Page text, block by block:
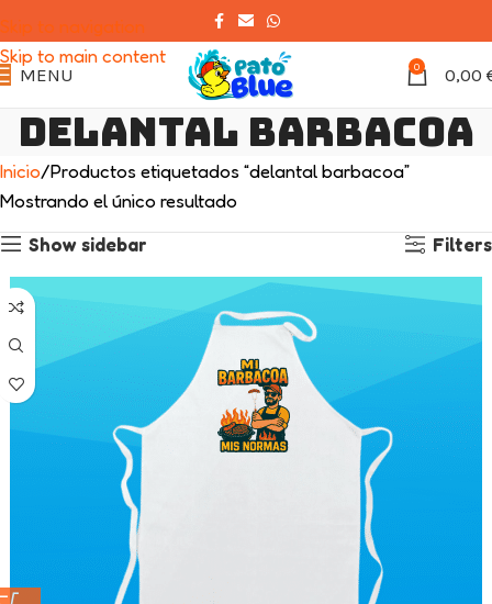
Skip to navigation
Skip to main content
MENU 0 0,00
delantal barbacoa
Inicio Productos etiquetados “delantal barbacoa”
Mostrando el único resultado
Show sidebar
Filters